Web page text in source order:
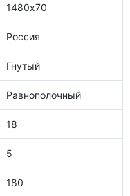
1480х70
Россия
Гнутый
Равнополочный
18
5
180